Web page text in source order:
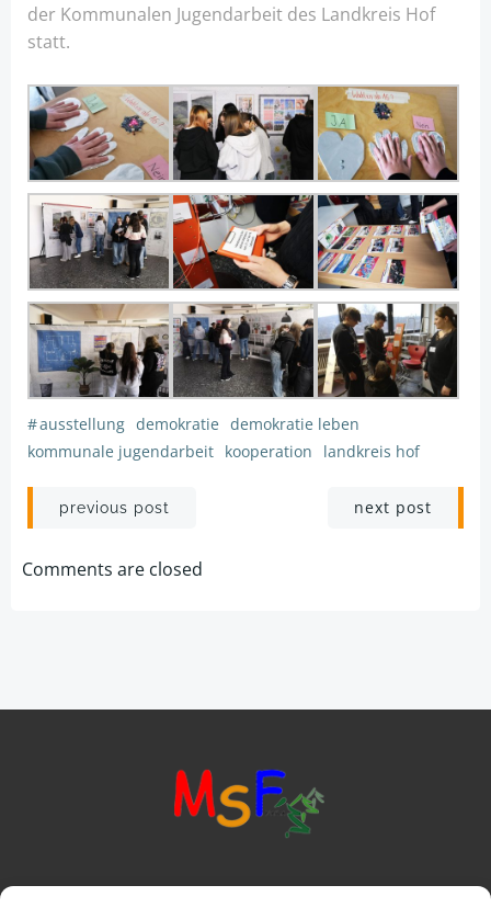
der Kommunalen Jugendarbeit des Landkreis Hof
statt.
#ausstellung demokratie demokratie leben
kommunale jugendarbeit kooperation landkreis hof
Post
navigation
previous post next post
Comments are closed